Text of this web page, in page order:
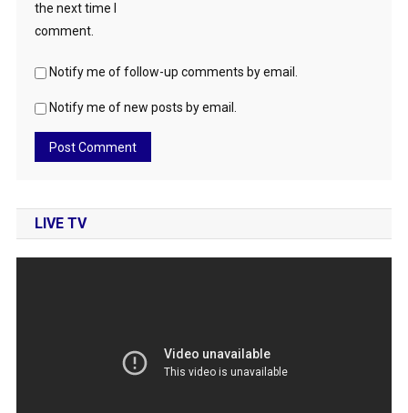
the next time I
comment.
Notify me of follow-up comments by email.
Notify me of new posts by email.
LIVE TV